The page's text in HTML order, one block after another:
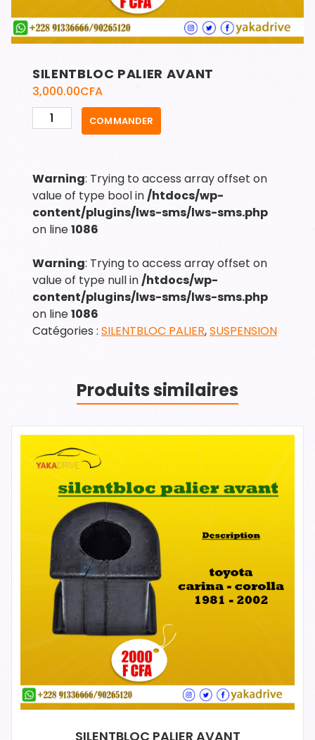
SILENTBLOC PALIER AVANT
3,000.00CFA
quantité
de
AVANT
COMMANDER
Warning: Trying to access array offset on
value of type bool in/htdocs/wp-
content/plugins/lws-sms/lws-sms.php
on line1086
Warning: Trying to access array offset on
value of type null in/htdocs/wp-
content/plugins/lws-sms/lws-sms.php
on line1086
Catégories : SILENTBLOC PALIER,SUSPENSION
Produits similaires
SILENTBLOC PALIER AVANT